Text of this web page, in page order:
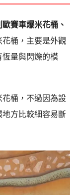
歐賽車爆米花桶、
花桶，主要是外觀
量與閃爍的模
桶，不過因為設
方比較細容易斷